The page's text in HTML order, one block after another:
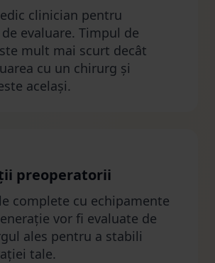
clinician pentru
evaluare. Timpul de
mult mai scurt decât
cu un chirurg și
același.
preoperatorii
complete cu echipamente
vor fi evaluate de
ales pentru a stabili
tale.